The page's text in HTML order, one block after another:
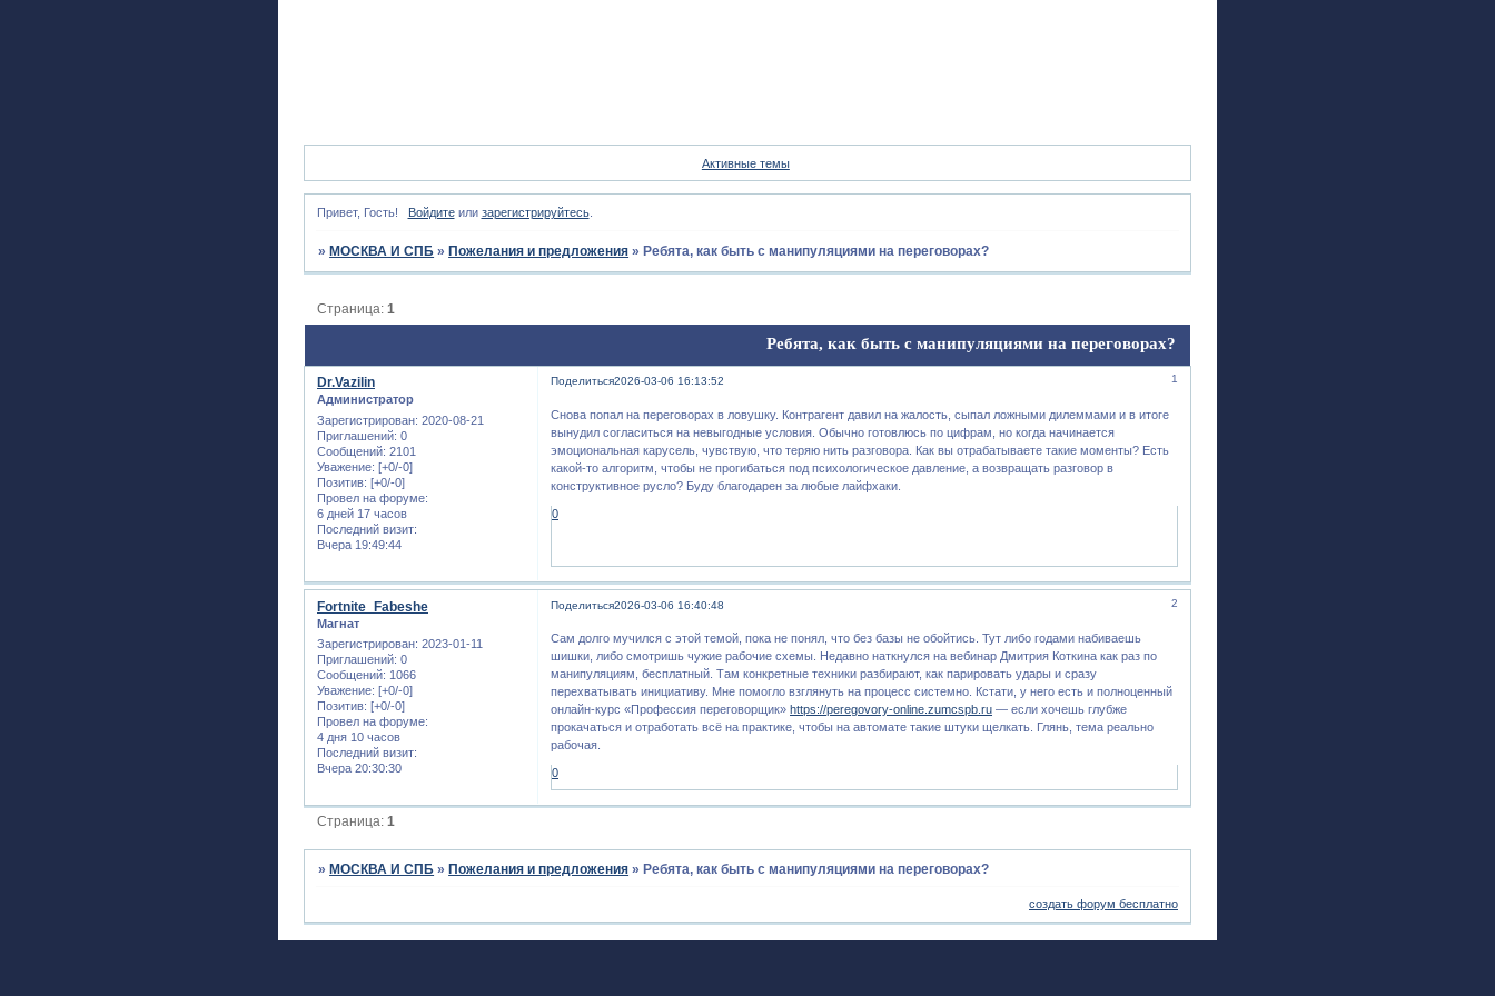
Активные темы
Привет, Гость! Войдитеили зарегистрируйтесь.
» МОСКВА И СПБ » Пожелания и предложения » Ребята, как быть с манипуляциями на переговорах?
Ребята, как быть с манипуляциями на переговорах?
Страница:1
Поделиться 1
2026-03-06 16:13:52
Dr.Vazilin
Администратор
Зарегистрирован: 2020-08-21
Приглашений: 0
Сообщений: 2101
Уважение: [+0/-0]
Позитив: [+0/-0]
Провел на форуме:
6 дней 17 часов
Последний визит:
Вчера 19:49:44
Снова попал на переговорах в ловушку. Контрагент давил на жалость, сыпал ложными дилеммами и в итоге
вынудил согласиться на невыгодные условия. Обычно готовлюсь по цифрам, но когда начинается
эмоциональная карусель, чувствую, что теряю нить разговора. Как вы отрабатываете такие моменты? Есть
какой-то алгоритм, чтобы не прогибаться под психологическое давление, а возвращать разговор в
конструктивное русло? Буду благодарен за любые лайфхаки.
0
Поделиться 2
2026-03-06 16:40:48
Fortnite_Fabeshe
Магнат
Зарегистрирован: 2023-01-11
Приглашений: 0
Сообщений: 1066
Уважение: [+0/-0]
Позитив: [+0/-0]
Провел на форуме:
4 дня 10 часов
Последний визит:
Вчера 20:30:30
Сам долго мучился с этой темой, пока не понял, что без базы не обойтись. Тут либо годами набиваешь
шишки, либо смотришь чужие рабочие схемы. Недавно наткнулся на вебинар Дмитрия Коткина как раз по
манипуляциям, бесплатный. Там конкретные техники разбирают, как парировать удары и сразу
перехватывать инициативу. Мне помогло взглянуть на процесс системно. Кстати, у него есть и полноценный
онлайн-курс «Профессия переговорщик» https://peregovory-online.zumcspb.ru — если хочешь глубже
прокачаться и отработать всё на практике, чтобы на автомате такие штуки щелкать. Глянь, тема реально
рабочая.
0
Страница:1
»МОСКВА И СПБ »Пожелания и предложения »Ребята, как быть с манипуляциями на переговорах?
создать форум бесплатно